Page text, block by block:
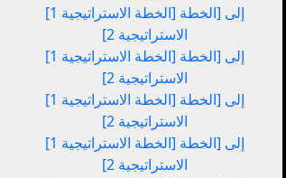
[الخطة الاستراتيجية 1] إلى [الخطة
الاستراتيجية 2]
[الخطة الاستراتيجية 1] إلى [الخطة
الاستراتيجية 2]
[الخطة الاستراتيجية 1] إلى [الخطة
الاستراتيجية 2]
[الخطة الاستراتيجية 1] إلى [الخطة
الاستراتيجية 2]